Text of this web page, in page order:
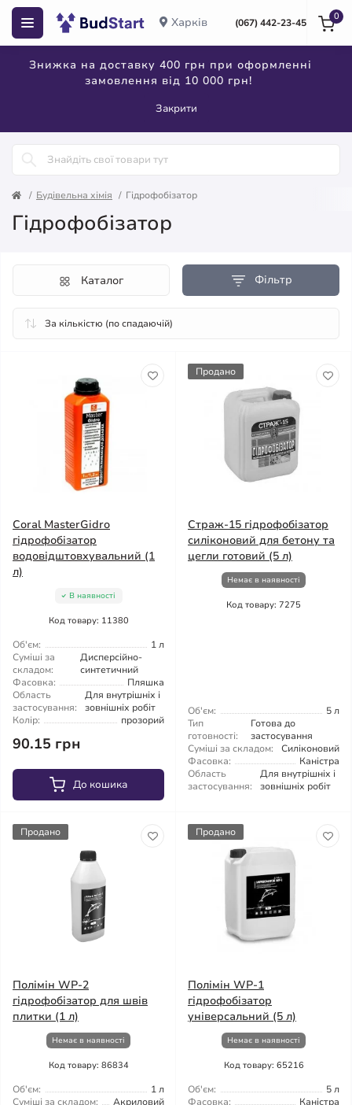
Харків (067) 442-23-45
Знижка на доставку 400 грн при оформленні
замовлення від 10 000 грн!
Закрити
0
Будівельна хімія Гідрофобізатор
Гідрофобізатор
Фільтр
Каталог
Coral MasterGidro
гідрофобізатор
водовідштовхувальний (1
л)
В наявності
Код товару: 11380
Об'єм:
1 л
Суміші за
складом:
Дисперсійно-
синтетичний
Фасовка:
Пляшка
Область
застосування:
Для внутрішніх і
зовнішніх робіт
Колір:
прозорий
90.15 грн
До кошика
Продано
Страж-15 гідрофобізатор
силіконовий для бетону та
цегли готовий (5 л)
Немає в наявності
Код товару: 7275
Об'єм:
5 л
Тип
готовності:
Готова до
застосування
Суміші за складом:
Силіконовий
Фасовка:
Каністра
Область
застосування:
Для внутрішніх і
зовнішніх робіт
Продано
Полімін WP-2
гідрофобізатор для швів
плитки (1 л)
Немає в наявності
Код товару: 86834
Об'єм:
1 л
Суміші за складом:
Акриловий
Продано
Полімін WP-1
гідрофобізатор
універсальний (5 л)
Немає в наявності
Код товару: 65216
Об'єм:
5 л
Фасовка:
Каністра